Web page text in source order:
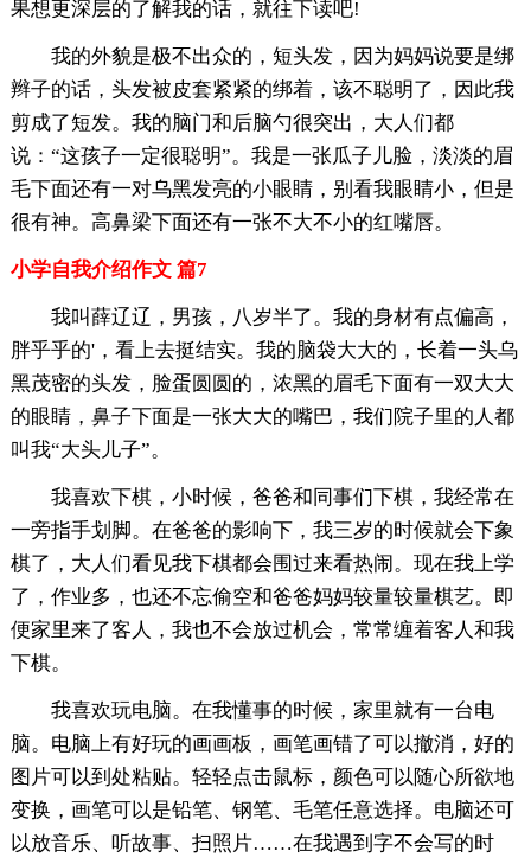
果想更深层的了解我的话，就往下读吧!
我的外貌是极不出众的，短头发，因为妈妈说要是绑
辫子的话，头发被皮套紧紧的绑着，该不聪明了，因此我
剪成了短发。我的脑门和后脑勺很突出，大人们都
说：“这孩子一定很聪明”。我是一张瓜子儿脸，淡淡的眉
毛下面还有一对乌黑发亮的小眼睛，别看我眼睛小，但是
很有神。高鼻梁下面还有一张不大不小的红嘴唇。
小学自我介绍作文 篇7
我叫薛辽辽，男孩，八岁半了。我的身材有点偏高，
胖乎乎的'，看上去挺结实。我的脑袋大大的，长着一头乌
黑茂密的头发，脸蛋圆圆的，浓黑的眉毛下面有一双大大
的眼睛，鼻子下面是一张大大的嘴巴，我们院子里的人都
叫我“大头儿子”。
我喜欢下棋，小时候，爸爸和同事们下棋，我经常在
一旁指手划脚。在爸爸的影响下，我三岁的时候就会下象
棋了，大人们看见我下棋都会围过来看热闹。现在我上学
了，作业多，也还不忘偷空和爸爸妈妈较量较量棋艺。即
便家里来了客人，我也不会放过机会，常常缠着客人和我
下棋。
我喜欢玩电脑。在我懂事的时候，家里就有一台电
脑。电脑上有好玩的画画板，画笔画错了可以撤消，好的
图片可以到处粘贴。轻轻点击鼠标，颜色可以随心所欲地
变换，画笔可以是铅笔、钢笔、毛笔任意选择。电脑还可
以放音乐、听故事、扫照片……在我遇到字不会写的时